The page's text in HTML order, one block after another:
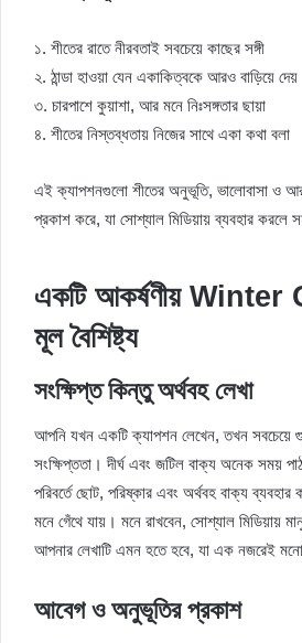
১. শীতের রাতে নীরবতাই সবচেয়ে কাছের সঙ্গী
২. ঠান্ডা হাওয়া যেন একাকিত্বকে আরও বাড়িয়ে দেয়
৩. চারপাশে কুয়াশা, আর মনে নিঃসঙ্গতার ছায়া
৪. শীতের নিস্তব্ধতায় নিজের সাথে একা কথা বলা
এই ক্যাপশনগুলো শীতের অনুভূতি, ভালোবাসা ও
প্রকাশ করে, যা সোশ্যাল মিডিয়ায় ব্যবহার করলে
একটি আকর্ষণীয়
মূল বৈশিষ্ট্য
সংক্ষিপ্ত কিন্তু অর্থবহ লেখা
আপনি যখন একটি ক্যাপশন লেখেন, তখন সবচেয়ে
সংক্ষিপ্ততা। দীর্ঘ এবং জটিল বাক্য অনেক সময়
পরিবর্তে ছোট, পরিষ্কার এবং অর্থবহ বাক্য
মনে গেঁথে যায়। মনে রাখবেন, সোশ্যাল মিডিয়ায়
আপনার লেখাটি এমন হতে হবে, যা এক নজরেই
আবেগ ও অনুভূতির প্রকাশ